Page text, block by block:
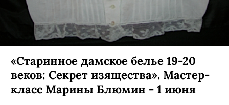
«Старинное дамское белье 19-20
веков: Секрет изящества». Мастер-
класс Марины Блюмин - 1 июня